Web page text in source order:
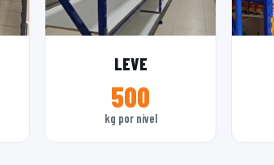
LEVE
500
kg por nível